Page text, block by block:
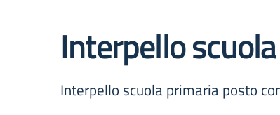
Interpello
Interpello scuola primaria posto